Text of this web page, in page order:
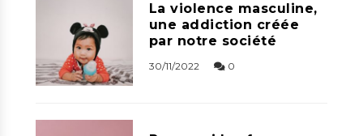
La violence masculine,
une addiction créée
par notre société
30/11/2022 0